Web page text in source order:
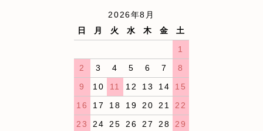
2026年8月
日
月 火 水 木 金
土
1
2
3 4 5 6 7
8
9
10 11 12 13 14
15
16
17 18 19 20 21
22
23
24 25 26 27 28
29